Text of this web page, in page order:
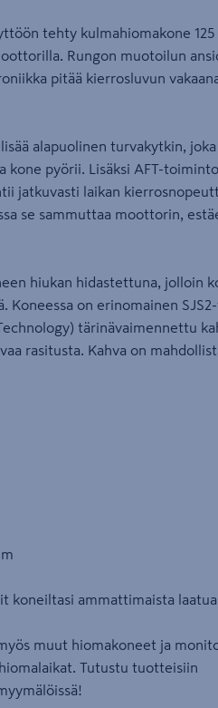
tehty kulmahiomakone 125
Rungon muotoilun
pitää kierrosluvun
alapuolinen turvakytkin,
kone pyörii. Lisäksi AFT-
jatkuvasti laikan
se sammuttaa moottorin,
hiukan hidastettuna, jolloin
Koneessa on erinomainen
tärinävaimennettu
rasitusta. Kahva on
koneiltasi ammattimaista laatua
muut hiomakoneet ja
Tutustu tuotteisiin